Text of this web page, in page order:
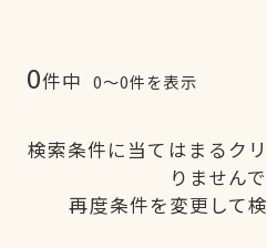
0件中 0〜0件を表示
検索条件に当てはまるク
りませんで
再度条件を変更して